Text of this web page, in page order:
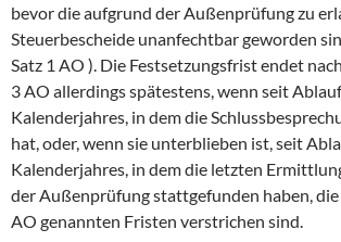
bevor die aufgrund der Außenprüfung zu
Steuerbescheide unanfechtbar geworden
Satz 1 AO ). Die Festsetzungsfrist endet
3 AO allerdings spätestens, wenn seit
Kalenderjahres, in dem die
hat, oder, wenn sie unterblieben ist, seit
Kalenderjahres, in dem die letzten
der Außenprüfung stattgefunden haben, die
AO genannten Fristen verstrichen sind.